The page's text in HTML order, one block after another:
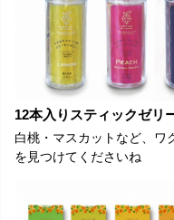
12本入りスティックゼリ
白桃・マスカットなど、ワ
を見つけてくださいね